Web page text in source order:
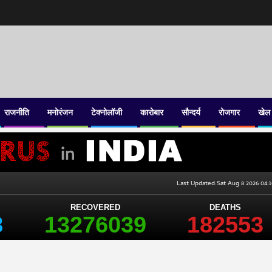
राजनीति मनोरंजन टेक्नोलॉजी कारोबार सौन्दर्य रोजगार खेल